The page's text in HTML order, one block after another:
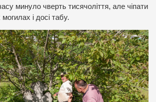
минуло чверть тисячоліття, але чіпати
і досі табу.